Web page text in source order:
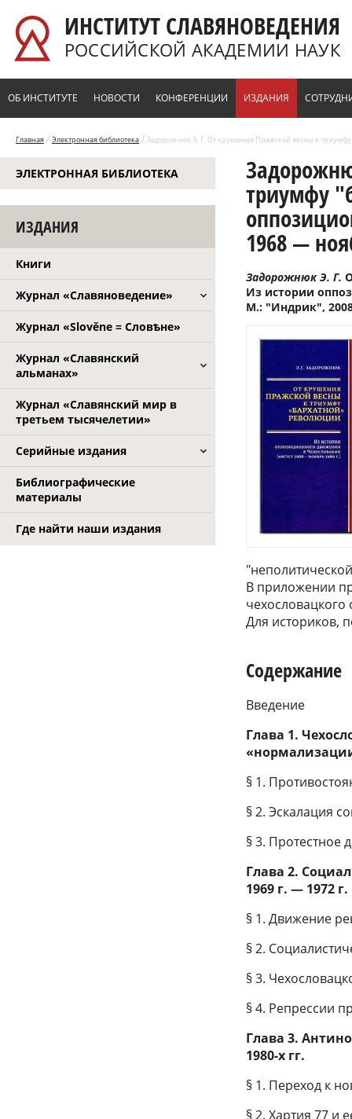
ИНСТИТУТ СЛАВЯНОВЕДЕНИЯ
РОССИЙСКОЙ АКАДЕМИИ НАУК
ОБ ИНСТИТУТЕ НОВОСТИ КОНФЕРЕНЦИИ ИЗДАНИЯ
Главная / Электронная библиотека / Задорожнюк Э. Г. От крушения Пражской весны к триумфу
ЭЛЕКТРОННАЯ БИБЛИОТЕКА
ИЗДАНИЯ
Книги
Журнал «Славяноведение»
Журнал «Slověne = Словѣне»
Журнал «Славянский
альманах»
Журнал «Славянский мир в
третьем тысячелетии»
Серийные издания
Библиографические
материалы
Где найти наши издания
триумфу
1968 —
Задорожнюк Э. Г.
Из истории
М.: "Индрик",
В приложении
Для историков,
Содержание
Введение
Глава 1.
§ 1.
§ 2. Эскалация
§ 3. Протестное
Глава 2.
1969 г. — 1972 г.
§ 1. Движение
§ 2.
§ 3.
§ 4. Репрессии
Глава 3.
1980-х гг.
§ 1. Переход к
§ 2. Хартия 77 и